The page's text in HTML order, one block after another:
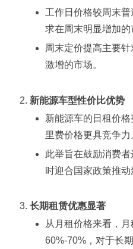
工作日价格较周末
求在周末明显增加的
周末定价提高主要
激增的市场。
新能源车型性价比优势
新能源车的日租价
里费价格更具竞争力
此举旨在鼓励消费
时迎合国家政策推动
长期租赁优惠显著
从月租价格来看，
60%-70%，对于长